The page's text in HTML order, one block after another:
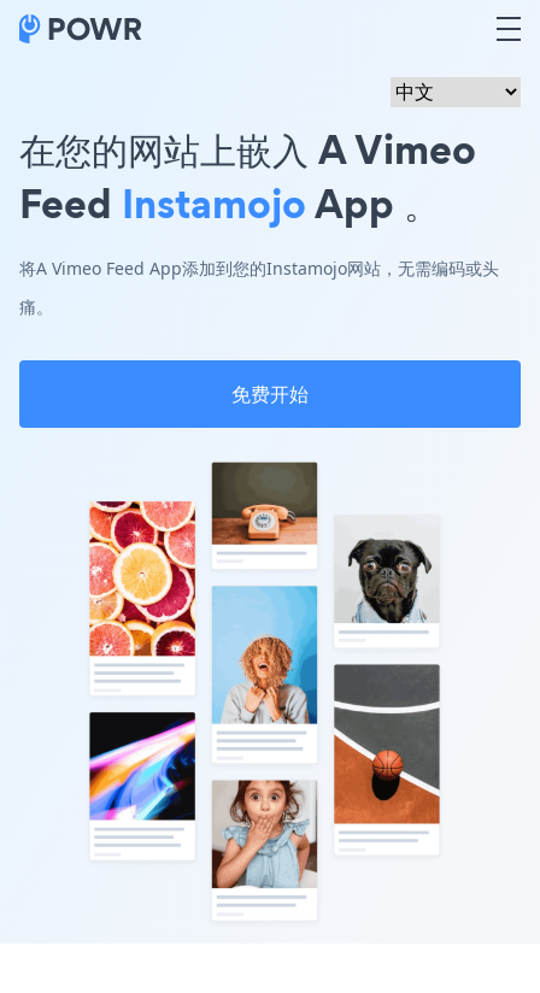
在您的网站上嵌入 A Vimeo
Feed InstamojoApp 。
将A Vimeo Feed App添加到您的Instamojo网站，无需编码或头
痛。
免费开始